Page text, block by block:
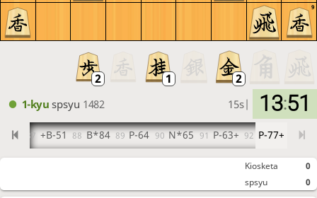
9
87 +B-51 88 B*84 89 P-64 90 N*65 91 P-63+ 92 P-77+
1-kyu spsyu 1482 13:51
|
15s
Kiosketa
spsyu
0
0